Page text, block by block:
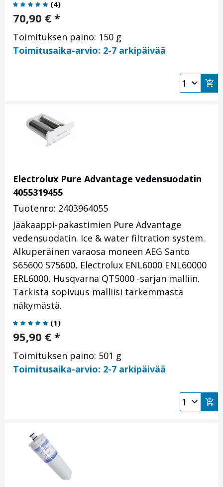
(4)
70,90 € *
Toimituksen paino: 150 g
Toimitusaika-arvio: 2-7 arkipäivää
Electrolux Pure Advantage vedensuodatin
4055319455
Tuotenro: 2403964055
Jääkaappi-pakastimien Pure Advantage
vedensuodatin. Ice & water filtration system.
Alkuperäinen varaosa moneen AEG Santo
S65600 S75600, Electrolux ENL6000 ENL60000
ERL6000, Husqvarna QT5000 -sarjan malliin.
Tarkista sopivuus malliisi tarkemmasta
näkymästä.
(1)
95,90 € *
Toimituksen paino: 501 g
Toimitusaika-arvio: 2-7 arkipäivää